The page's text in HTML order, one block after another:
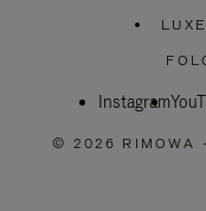
Instagram
© 2026 RIMOWA